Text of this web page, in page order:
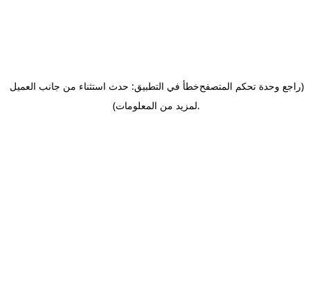
خطأ في التطبيق: حدث استثناء من جانب العميل(راجع وحدة تحكم المتصفح
لمزيد من المعلومات).